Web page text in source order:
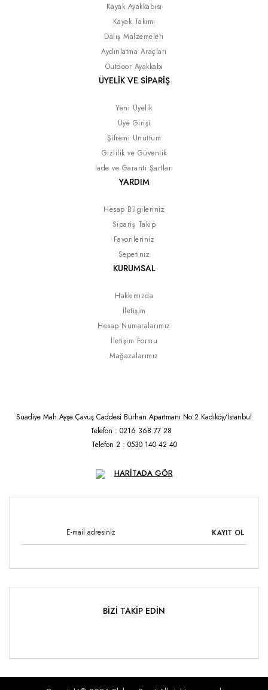
Kayak Ayakkabısı
Kayak Takımı
Dalış Malzemeleri
Aydınlatma Araçları
Outdoor Ayakkabı
ÜYELİK VE SİPARİŞ
Yeni Üyelik
Üye Girişi
Şifremi Unuttum
Gizlilik ve Güvenlik
İade ve Garanti Şartları
YARDIM
Hesap Bilgileriniz
Sipariş Takip
Favorileriniz
Sepetiniz
KURUMSAL
Hakkımızda
İletişim
Hesap Numaralarımız
İletişim Formu
Mağazalarımız
Suadiye Mah.Ayşe Çavuş Caddesi Burhan Apartmanı No:2 Kadıköy/İstanbul
Telefon : 0216 368 77 28
Telefon 2 : 0530 140 42 40
HARİTADA GÖR
KAYIT OL
BİZİ TAKİP EDİN